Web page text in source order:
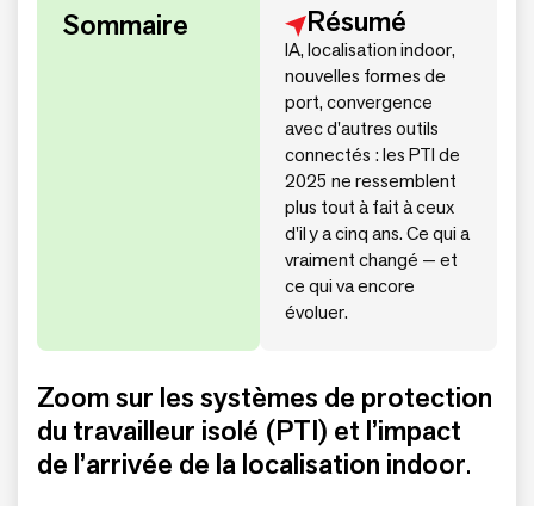
Sommaire Résumé
IA, localisation indoor,
nouvelles formes de
port, convergence
avec d'autres outils
connectés : les PTI de
2025 ne ressemblent
plus tout à fait à ceux
d'il y a cinq ans. Ce qui a
vraiment changé — et
ce qui va encore
évoluer.
Zoom sur les systèmes de protection
du travailleur isolé (PTI) et l’impact
de l’arrivée de la localisation indoor.